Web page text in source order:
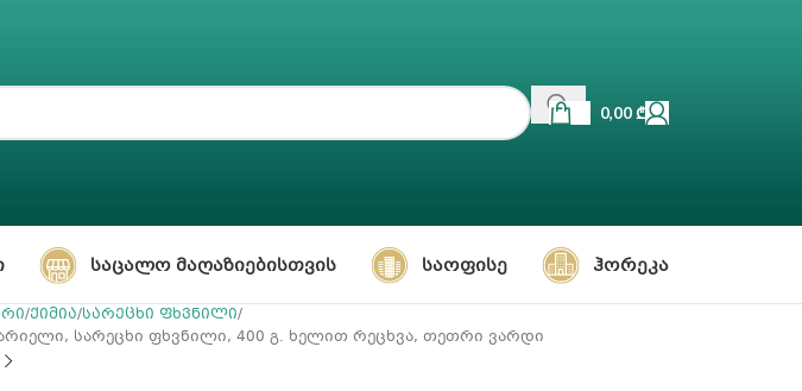
0,00₾
ᲡᲐᲪᲐᲚᲝ ᲛᲐᲦᲐᲖᲘᲔᲑᲘᲡᲗᲕᲘᲡ ᲡᲐᲝᲤᲘᲡᲔ ᲰᲝᲠᲔᲙᲐ
ქიმია სარეცხი ფხვნილი
არიელი, სარეცხი ფხვნილი, 400 გ. ხელით რეცხვა, თეთრი ვარდი